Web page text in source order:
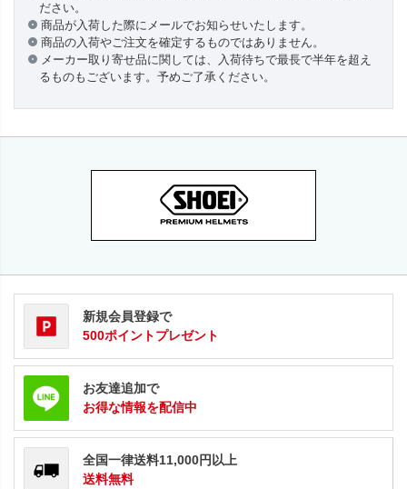
ださい。
商品が入荷した際にメールでお知らせいたします。
商品の入荷やご注文を確定するものではありません。
メーカー取り寄せ品に関しては、入荷待ちで最長で半年を超え
るものもございます。予めご了承ください。
新規会員登録で
500ポイントプレゼント
お友達追加で
お得な情報を配信中
全国一律送料11,000円以上
送料無料